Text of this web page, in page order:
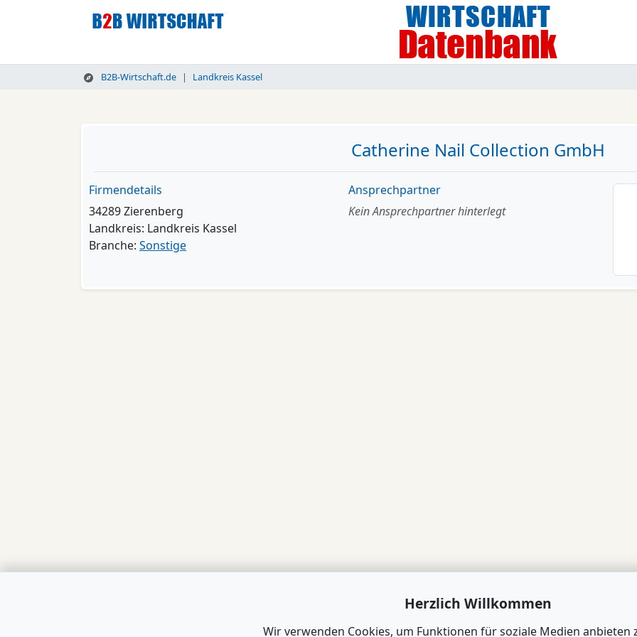
B2B-Wirtschaft.de Landkreis Kassel
Catherine Nail Collection GmbH
Firmendetails
34289 Zierenberg
Landkreis: Landkreis Kassel
Branche: Sonstige
Ansprechpartner
Kein Ansprechpartner hinterlegt
Herzlich Willkommen
Wir verwenden Cookies, um Funktionen für soziale Medien anbieten